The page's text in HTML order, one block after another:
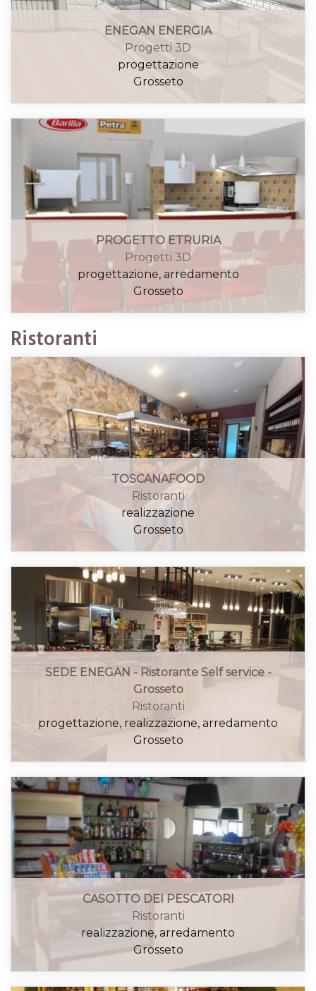
ENEGAN ENERGIA
Progetti 3D
progettazione
Grosseto
PROGETTO ETRURIA
Progetti 3D
progettazione, arredamento
Grosseto
Ristoranti
TOSCANAFOOD
Ristoranti
realizzazione
Grosseto
SEDE ENEGAN - Ristorante Self service -
Grosseto
Ristoranti
progettazione, realizzazione, arredamento
Grosseto
CASOTTO DEI PESCATORI
Ristoranti
realizzazione, arredamento
Grosseto